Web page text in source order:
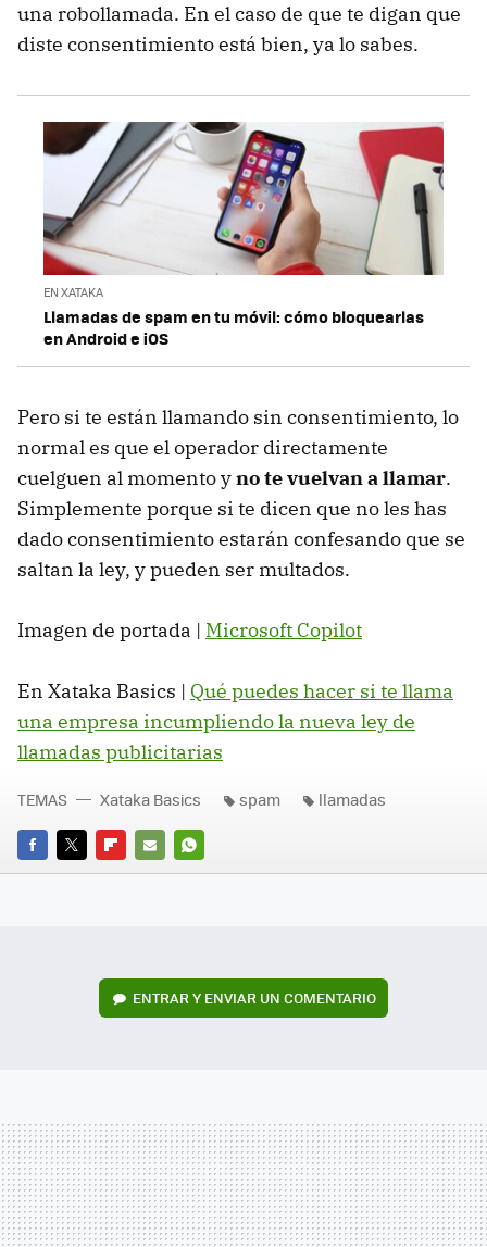
una robollamada. En el caso de que te digan que
diste consentimiento está bien, ya lo sabes.
EN XATAKA
Llamadas de spam en tu móvil: cómo bloquearlas
en Android e iOS
Pero si te están llamando sin consentimiento, lo
normal es que el operador directamente
cuelguen al momento yno te vuelvan a llamar.
Simplemente porque si te dicen que no les has
dado consentimiento estarán confesando que se
saltan la ley, y pueden ser multados.
Imagen de portada | Microsoft Copilot
En Xataka Basics | Qué puedes hacer si te llama
una empresa incumpliendo la nueva ley de
llamadas publicitarias
FACEBOOK
TWITTERFLIPBOARD
E-
WHATSAPP
TEMAS Xataka Basics spam llamadas
ENTRAR Y ENVIAR UN COMENTARIO